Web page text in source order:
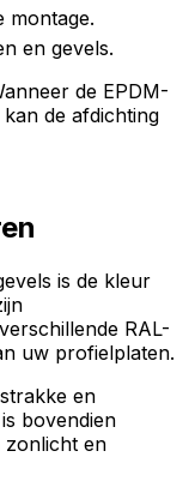
montage.
en gevels.
de EPDM-
de afdichting
is de kleur
RAL-
uw profielplaten.
en
bovendien
zonlicht en